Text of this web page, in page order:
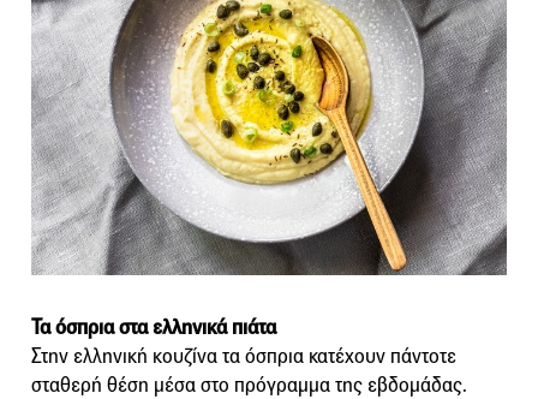
Τα όσπρια στα ελληνικά πιάτα
Στην ελληνική κουζίνα τα όσπρια κατέχουν πάντοτε
σταθερή θέση μέσα στο πρόγραμμα της εβδομάδας.